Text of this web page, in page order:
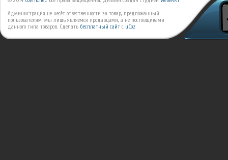
Администрация не несёт отвественности за товар, предложанный
пользователям, мы лишь являемся продавцами, а не постовщиками
данного типа товаров. Сделать бесплатный сайт с uCoz